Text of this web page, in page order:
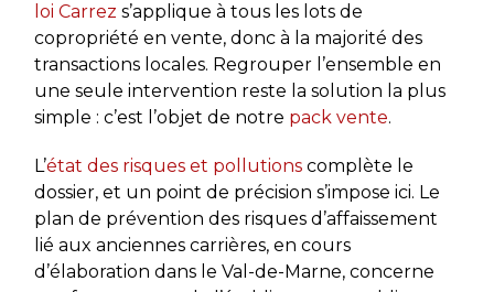
loi Carrez s’applique à tous les lots de
copropriété en vente, donc à la majorité des
transactions locales. Regrouper l’ensemble en
une seule intervention reste la solution la plus
simple : c’est l’objet de notre pack vente.
L’état des risques et pollutionscomplète le
dossier, et un point de précision s’impose ici. Le
plan de prévention des risques d’affaissement
lié aux anciennes carrières, en cours
d’élaboration dans le Val-de-Marne, concerne